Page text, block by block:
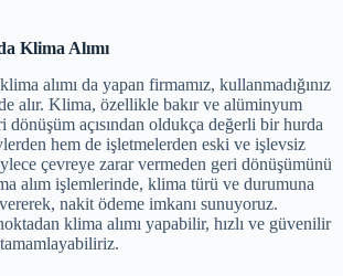
Klima Alımı
alımı da yapan firmamız, kullanmadığınız
alır. Klima, özellikle bakır ve alüminyum
dönüşüm açısından oldukça değerli bir hurda
hem de işletmelerden eski ve işlevsiz
çevreye zarar vermeden geri dönüşümünü
alım işlemlerinde, klima türü ve durumuna
nakit ödeme imkanı sunuyoruz.
klima alımı yapabilir, hızlı ve güvenilir